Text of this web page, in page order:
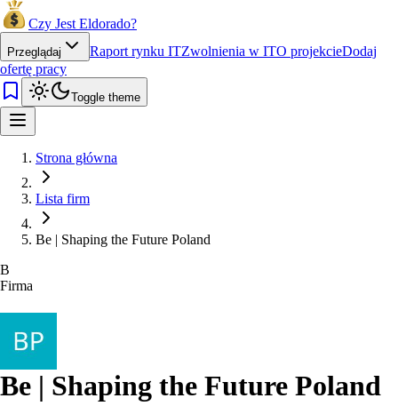
Czy Jest Eldorado?
Przeglądaj Raport rynku ITZwolnienia w ITO projekcieDodaj
ofertę pracy
Toggle theme
Strona główna
Lista firm
Be | Shaping the Future Poland
B
Firma
Be | Shaping the Future Poland